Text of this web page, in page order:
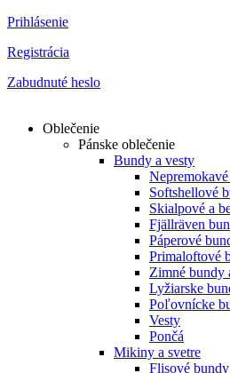
Prihlásenie
Registrácia
Zabudnuté heslo
Oblečenie
Pánske oblečenie
Bundy a vesty
Softshellové
Skialpové a
Fjällräven
Páperové
Primaloftové
Zimné bundy
Lyžiarske
Poľovnícke
Vesty
Pončá
Mikiny a svetre
Flisové bundy